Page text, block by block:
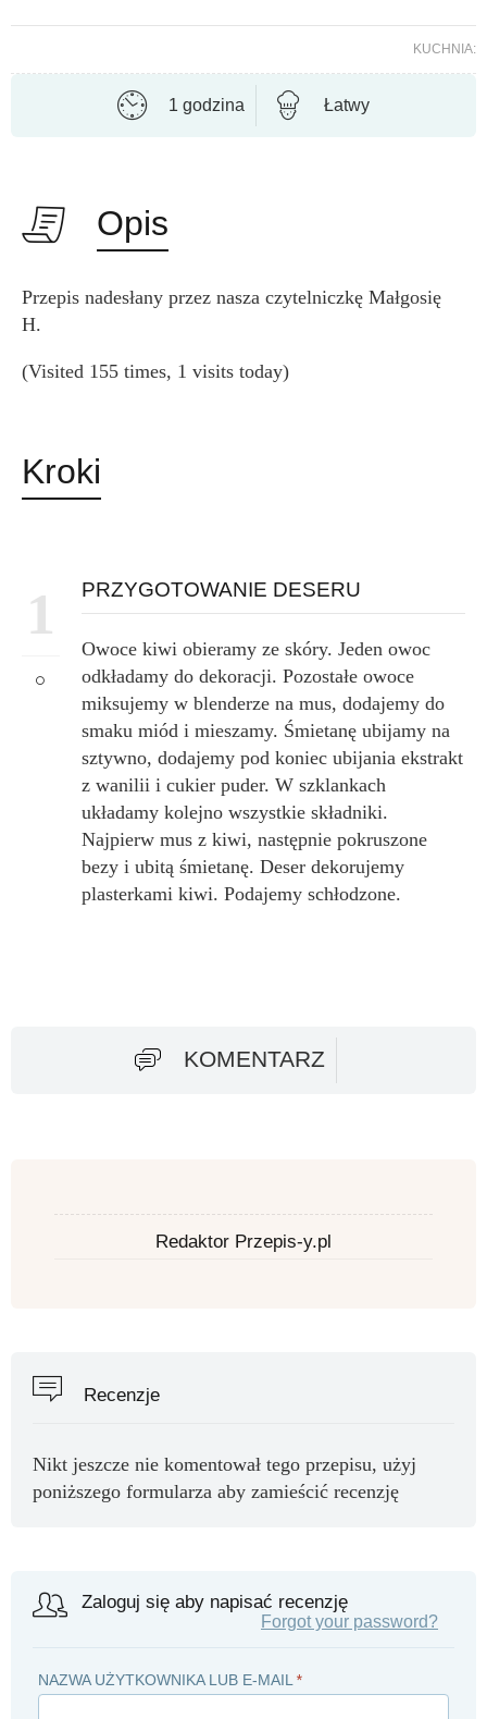
KUCHNIA:
1 godzina Łatwy
Opis
Przepis nadesłany przez nasza czytelniczkę Małgosię
H.
(Visited 155 times, 1 visits today)
Kroki
1 PRZYGOTOWANIE DESERU
Owoce kiwi obieramy ze skóry. Jeden owoc
odkładamy do dekoracji. Pozostałe owoce
miksujemy w blenderze na mus, dodajemy do
smaku miód i mieszamy. Śmietanę ubijamy na
sztywno, dodajemy pod koniec ubijania ekstrakt
z wanilii i cukier puder. W szklankach
układamy kolejno wszystkie składniki.
Najpierw mus z kiwi, następnie pokruszone
bezy i ubitą śmietanę. Deser dekorujemy
plasterkami kiwi. Podajemy schłodzone.
KOMENTARZ
Redaktor Przepis-y.pl
Recenzje
Nikt jeszcze nie komentował tego przepisu, użyj
poniższego formularza aby zamieścić recenzję
Zaloguj się aby napisać recenzję
Forgot your password?
NAZWA UŻYTKOWNIKA LUB E-MAIL *